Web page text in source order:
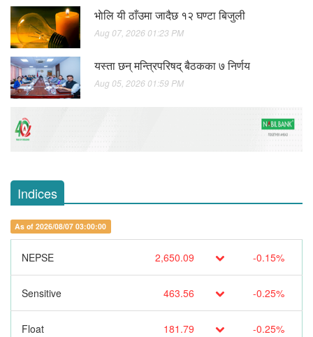
भाेलि यी ठाँउमा जादैछ १२ घण्टा बिजुली
Aug 07, 2026 01:23 PM
यस्ता छन् मन्त्रिपरिषद् बैठकका ७ निर्णय
Aug 05, 2026 01:59 PM
Indices
As of 2026/08/07 03:00:00
NEPSE 2,650.09 -0.15%
Sensitive 463.56 -0.25%
Float 181.79 -0.25%